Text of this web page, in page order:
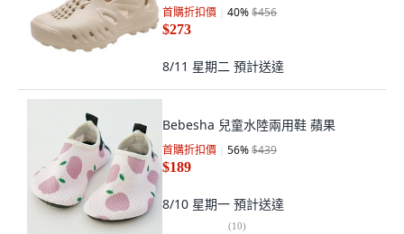
首購折扣價 40%$456
$273
8/11 星期二 預計送達
Bebesha 兒童水陸兩用鞋 蘋果
首購折扣價 56%$439
$189
8/10 星期一 預計送達
(10)